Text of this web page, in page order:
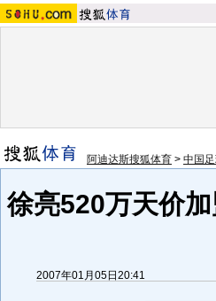
阿迪达斯搜狐体育 > 中国
徐亮520万天价
2007年01月05日20:41